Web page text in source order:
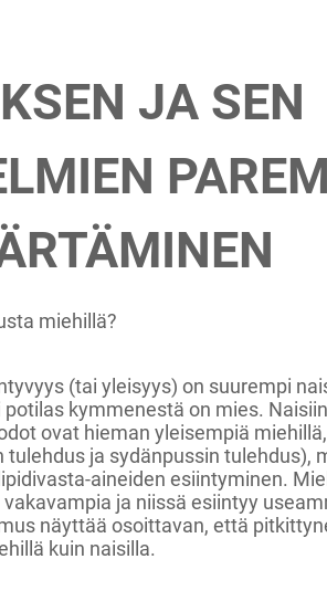
JA SEN
miehillä?
(tai yleisyys) on suurempi
potilas kymmenestä on mies.
ovat hieman yleisempiä
tulehdus ja sydänpussin tulehdus),
aineiden esiintyminen.
ja niissä esiintyy
näyttää osoittavan, että
kuin naisilla.